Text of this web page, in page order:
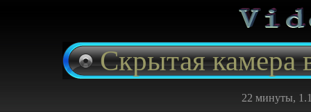
Скрытая камера
22 минуты,